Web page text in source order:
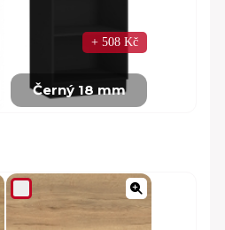
Černý 18 mm
+ 508 Kč